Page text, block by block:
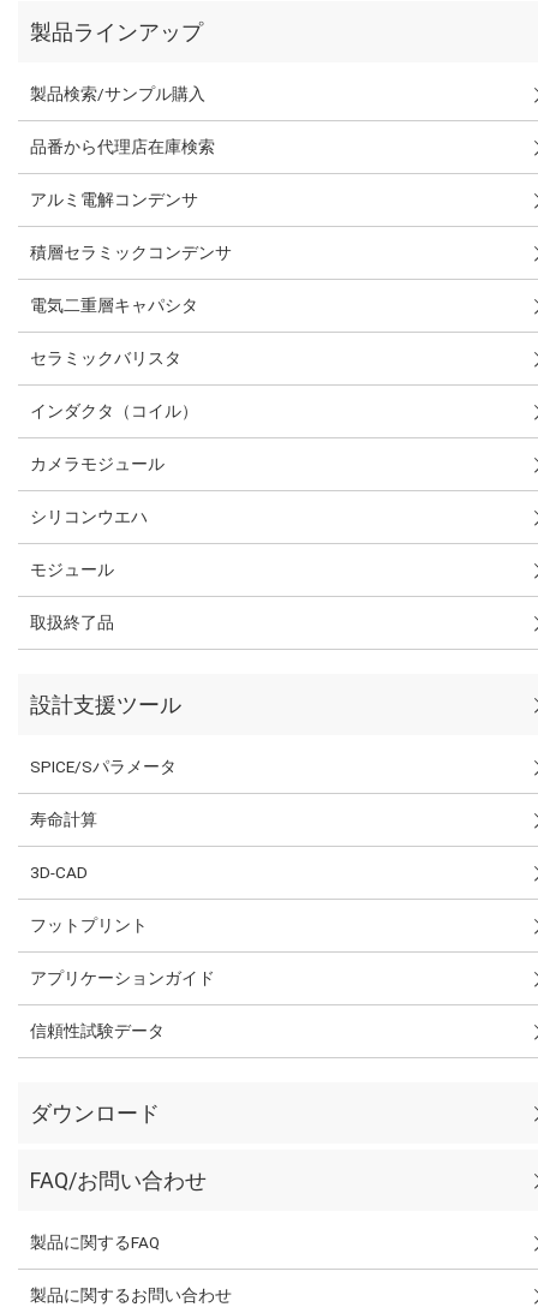
製品ラインアップ
製品検索/サンプル購入
品番から代理店在庫検索
アルミ電解コンデンサ
積層セラミックコンデンサ
電気二重層キャパシタ
セラミックバリスタ
インダクタ（コイル）
カメラモジュール
シリコンウエハ
モジュール
取扱終了品
設計支援ツール
SPICE/Sパラメータ
寿命計算
3D-CAD
フットプリント
アプリケーションガイド
信頼性試験データ
ダウンロード
FAQ/お問い合わせ
製品に関するFAQ
製品に関するお問い合わせ